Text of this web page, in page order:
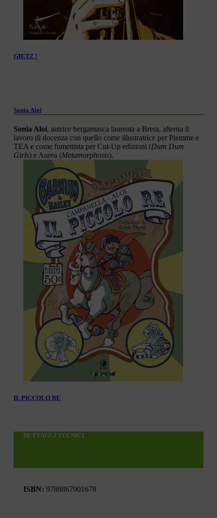
GIETZ !
Sonia Aloi
Sonia Aloi, autrice bergamasca laureata a Brera, alterna il
lavoro di docenza con quello come illustratrice per Piemme e
TEA e come fumettista per Cut-Up edizioni (Dum Dum
Girls) e Aurea (Metamorphosis).
IL PICCOLO RE
DETTAGLI TECNICI
ISBN: 9788867901678